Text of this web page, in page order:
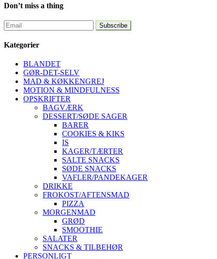
Don’t miss a thing
Kategorier
BLANDET
GØR-DET-SELV
MAD & KØKKENGREJ
MOTION & MINDFULNESS
OPSKRIFTER
BAGVÆRK
DESSERT/SØDE SAGER
BARER
COOKIES & KIKS
IS
KAGER/TÆRTER
SALTE SNACKS
SØDE SNACKS
VAFLER/PANDEKAGER
DRIKKE
FROKOST/AFTENSMAD
PIZZA
MORGENMAD
GRØD
SMOOTHIE
SALATER
SNACKS & TILBEHØR
PERSONLIGT